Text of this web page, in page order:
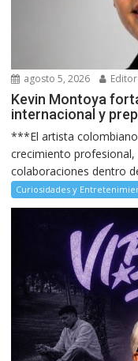
agosto 5, 2026 Editor
Kevin Montoya
internacional y
***El artista
crecimiento
colaboraciones dentro
Curiosidades y